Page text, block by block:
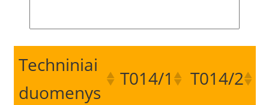
Techniniai
duomenys
T014/1 T014/2